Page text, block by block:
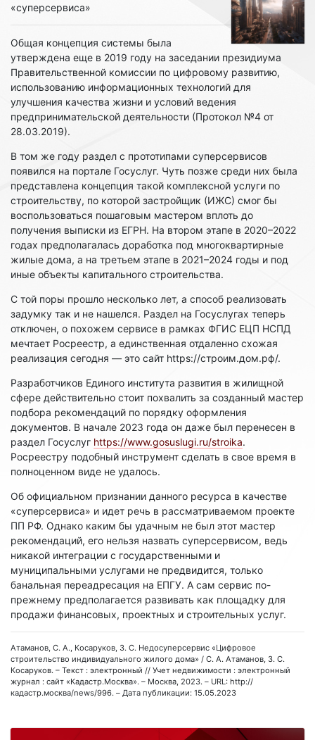
«суперсервиса»
Общая концепция системы была
утверждена еще в 2019 году на заседании президиума
Правительственной комиссии по цифровому развитию,
использованию информационных технологий ‎для
улучшения качества жизни и условий ведения
предпринимательской деятельности (Протокол №4 от
28.03.2019).
В том же году раздел с прототипами суперсервисов
появился на портале Госуслуг. Чуть позже среди них была
представлена концепция такой комплексной услуги по
строительству, по которой застройщик (ИЖС) смог бы
воспользоваться пошаговым мастером вплоть до
получения выписки из ЕГРН. На втором этапе в 2020–2022
годах предполагалась доработка под многоквартирные
жилые дома, а на третьем этапе в 2021–2024 годы и под
иные объекты капитального строительства.
С той поры прошло несколько лет, а способ реализовать
задумку так и не нашелся. Раздел на Госуслугах теперь
отключен, о похожем сервисе в рамках ФГИС ЕЦП НСПД
мечтает Росреестр, а единственная отдаленно схожая
реализация сегодня — это сайт https://строим.дом.рф/.
Разработчиков Единого института развития в жилищной
сфере действительно стоит похвалить за созданный мастер
подбора рекомендаций по порядку оформления
документов. В начале 2023 года он даже был перенесен в
раздел Госуслуг https://www.gosuslugi.ru/stroika.
Росреестру подобный инструмент сделать в свое время в
полноценном виде не удалось.
Об официальном признании данного ресурса в качестве
«суперсервиса» и идет речь в рассматриваемом проекте
ПП РФ. Однако каким бы удачным не был этот мастер
рекомендаций, его нельзя назвать суперсервисом, ведь
никакой интеграции с государственными и
муниципальными услугами не предвидится, только
банальная переадресация на ЕПГУ. А сам сервис по-
прежнему предполагается развивать как площадку для
продажи финансовых, проектных и строительных услуг.
Атаманов, С. А., Косаруков, З. С. Недосуперсервис «Цифровое
строительство индивидуального жилого дома» / С. А. Атаманов, З. С.
Косаруков. – Текст : электронный // Учет недвижимости : электронный
журнал : сайт «Кадастр.Москва». – Москва, 2023. – URL: http://
кадастр.москва/news/996. – Дата публикации: 15.05.2023